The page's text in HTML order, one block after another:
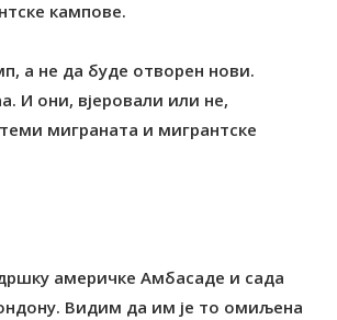
кампове.
а не да буде отворен нови.
И они, вјеровали или не,
миграната и мигрантске
америчке Амбасаде и сада
Видим да им је то омиљена